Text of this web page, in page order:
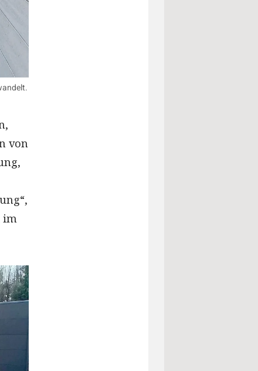
von
im